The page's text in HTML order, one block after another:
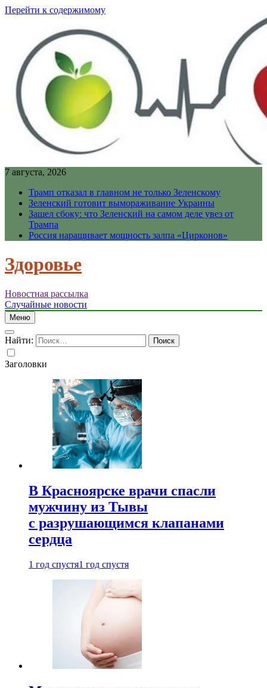
Перейти к содержимому
7 августа, 2026
Трамп отказал в главном не только Зеленскому
Зеленский готовит вымораживание Украины
Зашел сбоку: что Зеленский на самом деле увез от
Трампа
Россия наращивает мощность залпа «Цирконов»
Здоровье
Новостная рассылка
Случайные новости
Меню
Найти:
Заголовки
В Красноярске врачи спасли
мужчину из Тывы
с разрушающимся клапанами
сердца
1 год спустя1 год спустя